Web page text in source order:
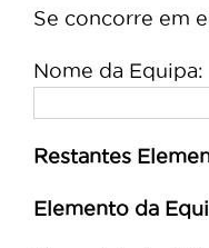
Se concorre em
Nome da Equipa:
Restantes
Elemento da